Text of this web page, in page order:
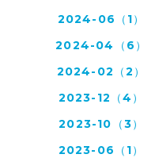
2024-06（1）
2024-04（6）
2024-02（2）
2023-12（4）
2023-10（3）
2023-06（1）